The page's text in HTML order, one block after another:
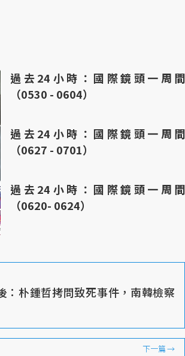
過去24小時：國際鏡頭一周間
（0530 - 0604）
過去24小時：國際鏡頭一周間
（0627 - 0701）
過去24小時：國際鏡頭一周間
（0620- 0624）
：朴鍾哲拷問致死事件，南韓檢察
下一篇→